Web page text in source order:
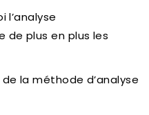
l’analyse
plus en plus les
la méthode d’analyse